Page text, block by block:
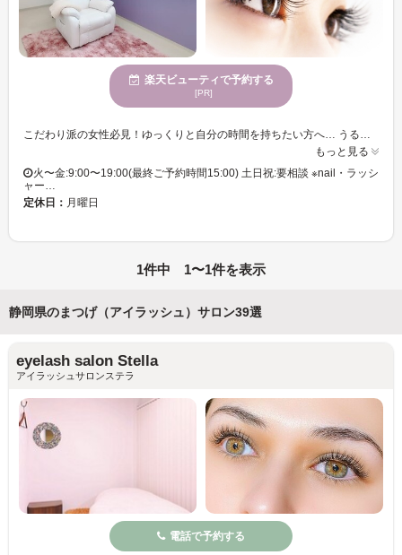
楽天ビューティで予約する
[PR]
こだわり派の女性必見！ゆっくりと自分の時間を持ちたい方へ… うるさくも静かすぎでもない心地よさを提供してくれるとっておきのサロン★ 魅力を引き出してくれる丁寧なカウンセリングとセンスで『あなただけのスタイル』を叶えてくれます♪ nailは日常に取り入れる事で一つのファッションになります。nailを楽しむお手伝いをさせて下さい✴︎ ハンドネイル。ハンド＋フットネイル。ネイル+ラッシャーリフトなどお好きにメニューを組み合わせて予約可能⭐︎ 『いつもキレイな髪でいてほしい』それがsalonRODANの願いです★今までのサロンに物足りなさを感じていた方、salonRODANへ是非お気軽にご来店下さい。
もっと見る
火〜金:9:00〜19:00(最終ご予約時間15:00) 土日祝:要相談 ※nail・ラッシ
ャー…
定休日： 月曜日
1件中 1〜1件を表示
静岡県のまつげ（アイラッシュ）サロン39選
eyelash salon Stella
アイラッシュサロンステラ
電話で予約する